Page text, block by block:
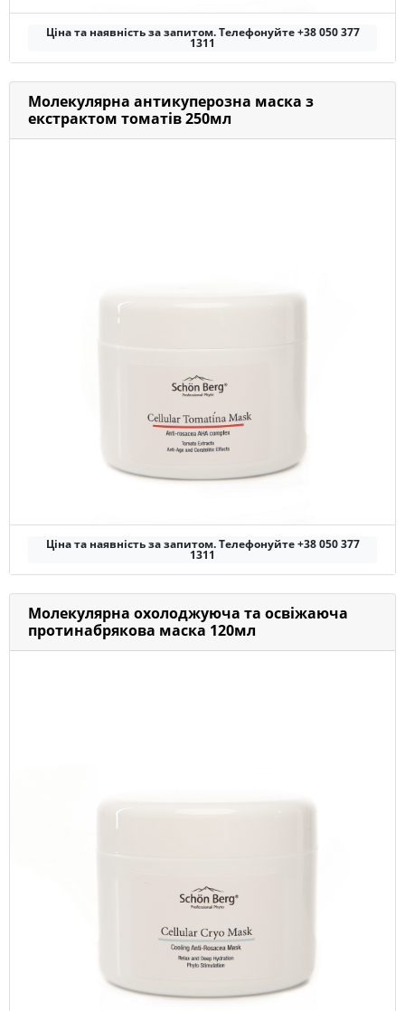
Ціна та наявність за запитом. Телефонуйте +38 050 377
1311
Молекулярна антикуперозна маска з
екстрактом томатів 250мл
Ціна та наявність за запитом. Телефонуйте +38 050 377
1311
Молекулярна охолоджуюча та освіжаюча
протинабрякова маска 120мл